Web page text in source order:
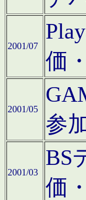
2001/07
価
2001/05
参
2001/03
BS
価